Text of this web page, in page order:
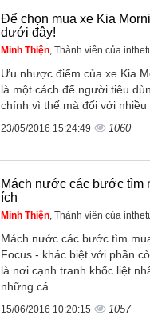
Để chọn mua xe Kia
dưới đây!
Minh Thiện , Thành viên của
Ưu nhược điểm của xe Kia
là một cách để người tiêu
chính vì thế mà đối với nhiều
23/05/2016 15:24:49 1060
Mách nước các bước tìm
ích
Minh Thiện , Thành viên của
Mách nước các bước tìm
Focus - khác biệt với phần
là nơi cạnh tranh khốc liệt
những cá...
15/06/2016 10:20:15 1057